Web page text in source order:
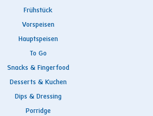
Frühstück
Vorspeisen
Hauptspeisen
To Go
Snacks & Fingerfood
Desserts & Kuchen
Dips & Dressing
Porridge